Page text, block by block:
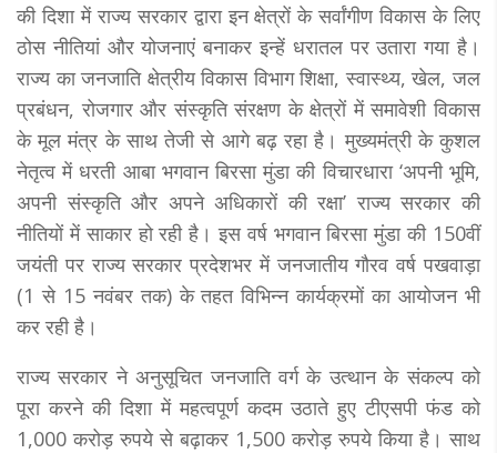
की दिशा में राज्य सरकार द्वारा इन क्षेत्रों के सर्वांगीण विकास के लिए
ठोस नीतियां और योजनाएं बनाकर इन्हें धरातल पर उतारा गया है।
राज्य का जनजाति क्षेत्रीय विकास विभाग शिक्षा, स्वास्थ्य, खेल, जल
प्रबंधन, रोजगार और संस्कृति संरक्षण के क्षेत्रों में समावेशी विकास
के मूल मंत्र के साथ तेजी से आगे बढ़ रहा है। मुख्यमंत्री के कुशल
नेतृत्व में धरती आबा भगवान बिरसा मुंडा की विचारधारा ‘अपनी भूमि,
अपनी संस्कृति और अपने अधिकारों की रक्षा’ राज्य सरकार की
नीतियों में साकार हो रही है। इस वर्ष भगवान बिरसा मुंडा की 150वीं
जयंती पर राज्य सरकार प्रदेशभर में जनजातीय गौरव वर्ष पखवाड़ा
(1 से 15 नवंबर तक) के तहत विभिन्न कार्यक्रमों का आयोजन भी
कर रही है।
राज्य सरकार ने अनुसूचित जनजाति वर्ग के उत्थान के संकल्प को
पूरा करने की दिशा में महत्वपूर्ण कदम उठाते हुए टीएसपी फंड को
1,000 करोड़ रुपये से बढ़ाकर 1,500 करोड़ रुपये किया है। साथ